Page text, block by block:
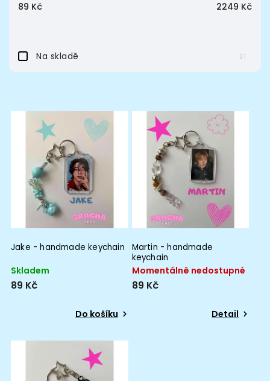
Abecedně
89 Kč 2249 Kč
Na skladě 21
Jake - handmade keychain
Skladem
89 Kč
Do košíku
Martin - handmade
keychain
Momentálně nedostupné
89 Kč
Detail